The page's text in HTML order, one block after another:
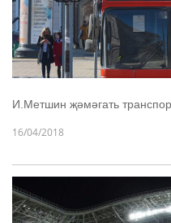
И.Метшин җәмәгать
16/04/2018